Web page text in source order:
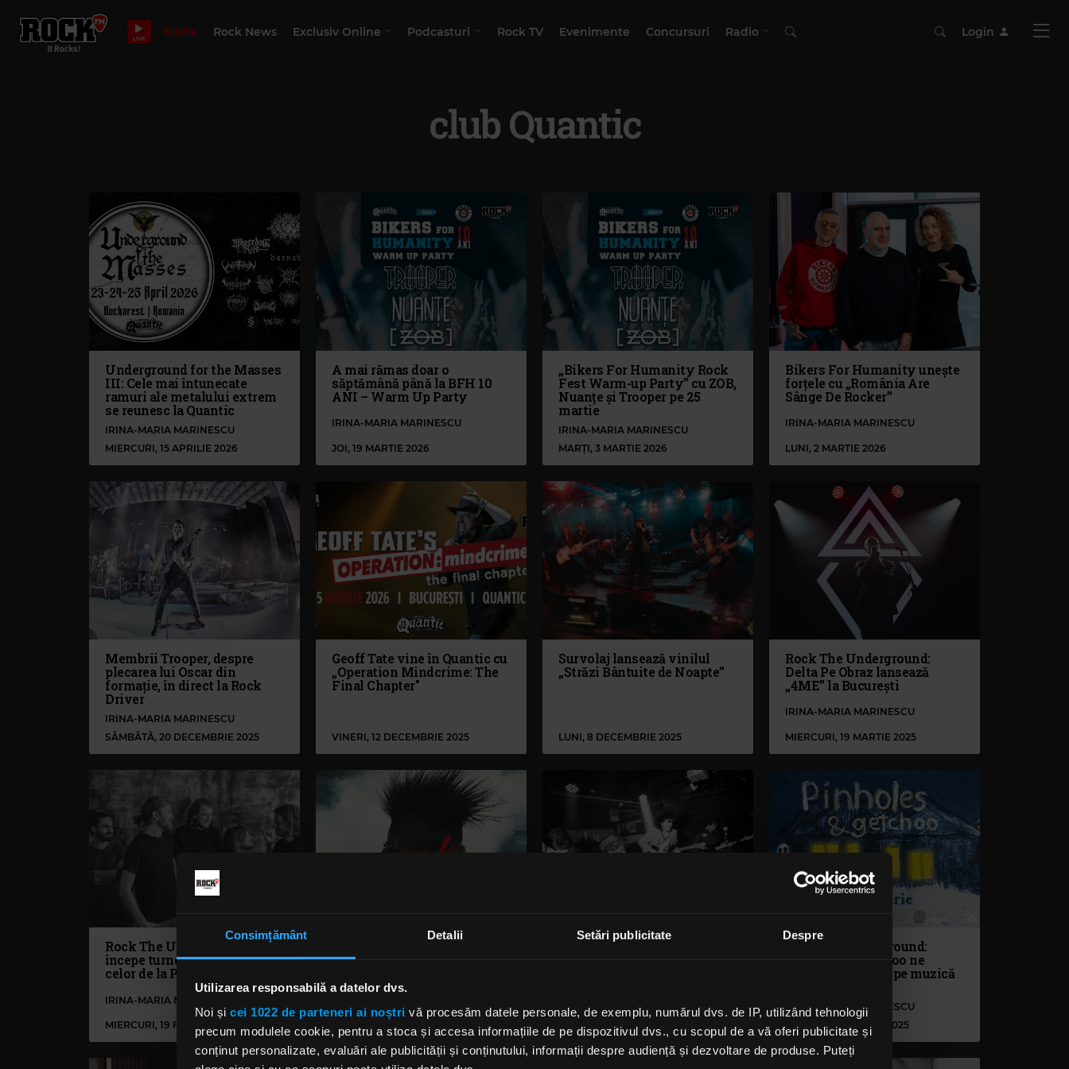
Consimțământ Detalii Setări publicitate Despre
Utilizarea responsabilă a datelor dvs.
Noi și cei 1022 de parteneri ai noștri vă procesăm datele personale, de exemplu, numărul dvs. de IP, utilizând tehnologii
precum modulele cookie, pentru a stoca și accesa informațiile de pe dispozitivul dvs., cu scopul de a vă oferi publicitate și
conținut personalizate, evaluări ale publicității și conținutului, informații despre audiență și dezvoltare de produse. Puteți
LIVE Bilete Rock News Exclusiv Online Podcasturi Rock TV Evenimente Concursuri Radio Login
club Quantic
Underground for the Masses
III: Cele mai întunecate
ramuri ale metalului extrem
se reunesc la Quantic
IRINA-MARIA MARINESCU
MIERCURI, 15 APRILIE 2026
A mai rămas doar o
săptămână până la BFH 10
ANI – Warm Up Party
IRINA-MARIA MARINESCU
JOI, 19 MARTIE 2026
„Bikers For Humanity Rock
Fest Warm-up Party” cu ZOB,
Nuanțe și Trooper pe 25
martie
IRINA-MARIA MARINESCU
MARȚI, 3 MARTIE 2026
Bikers For Humanity unește
forțele cu „România Are
Sânge De Rocker”
IRINA-MARIA MARINESCU
LUNI, 2 MARTIE 2026
Membrii Trooper, despre
plecarea lui Oscar din
formație, în direct la Rock
Driver
IRINA-MARIA MARINESCU
SÂMBĂTĂ, 20 DECEMBRIE 2025
Geoff Tate vine în Quantic cu
„Operation Mindcrime: The
Final Chapter"
VINERI, 12 DECEMBRIE 2025
Survolaj lansează vinilul
„Străzi Bântuite de Noapte”
LUNI, 8 DECEMBRIE 2025
Rock The Underground:
Delta Pe Obraz lansează
„4ME” la București
IRINA-MARIA MARINESCU
MIERCURI, 19 MARTIE 2025
Rock The Underground:
începe turneul național al
celor de la Pinholes
IRINA-MARIA MARINESCU
MIERCURI, 19 FEBRUARIE 2025
scena din Quantic cinci
trupe underground
LUNI, 3 FEBRUARIE 2025
Rock The Underground:
MARȚI, 21 IANUARIE 2025
Rock The underground:
Pinholes și Getchoo ne
învață să dansăm pe muzică
IRINA-MARIA MARINESCU
MARȚI, 14 IANUARIE 2025